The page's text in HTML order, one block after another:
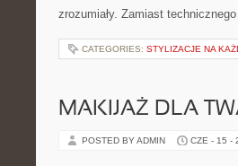
zrozumiały. Zamiast
CATEGORIES: STYLIZACJE NA
MAKIJAŻ DLA
POSTED BY ADMIN CZE - 15 -